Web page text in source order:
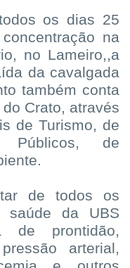
os dias 25
na
no Lameiro,,a
da cavalgada
também conta
Crato, através
de Turismo, de
Públicos, de
de todos os
saúde da UBS
de prontidão,
arterial,